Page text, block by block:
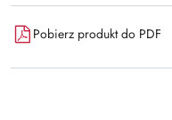
Pobierz produkt do PDF